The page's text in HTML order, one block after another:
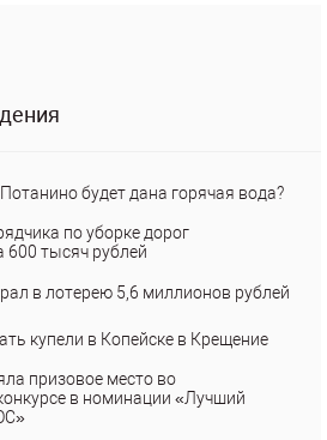
будет дана горячая вода?
по уборке дорог
тысяч рублей
в лотерею 5,6 миллионов рублей
купели в Копейске в Крещение
призовое место во
в номинации «Лучший